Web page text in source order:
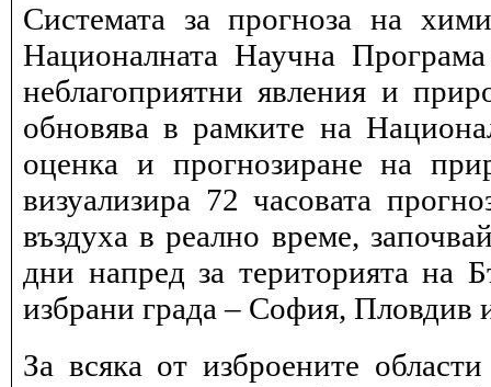
Системата за прогноза на
Националната Научна
неблагоприятни явления и
обновява в рамките на
оценка и прогнозиране на
визуализира 72 часовата
въздуха в реално време,
дни напред за територията на
избрани града – София, Пловдив
За всяка от изброените